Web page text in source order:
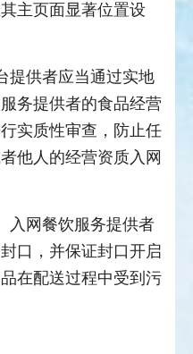
主页面显著位置设
供者应当通过实地
务提供者的食品经营
实质性审查，防止任
他人的经营资质入网
网餐饮服务提供者
口，并保证封口开启
在配送过程中受到污